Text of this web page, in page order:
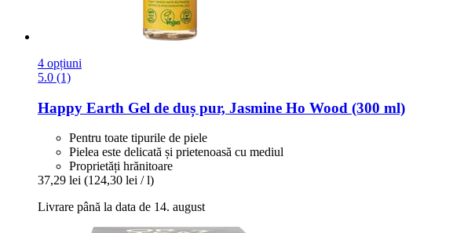
4 opțiuni
5.0 (1)
Happy Earth Gel de duș pur, Jasmine Ho Wood (300 ml)
Pentru toate tipurile de piele
Pielea este delicată și prietenoasă cu mediul
Proprietăți hrănitoare
37,29 lei (124,30 lei / l)
Livrare până la data de 14. august